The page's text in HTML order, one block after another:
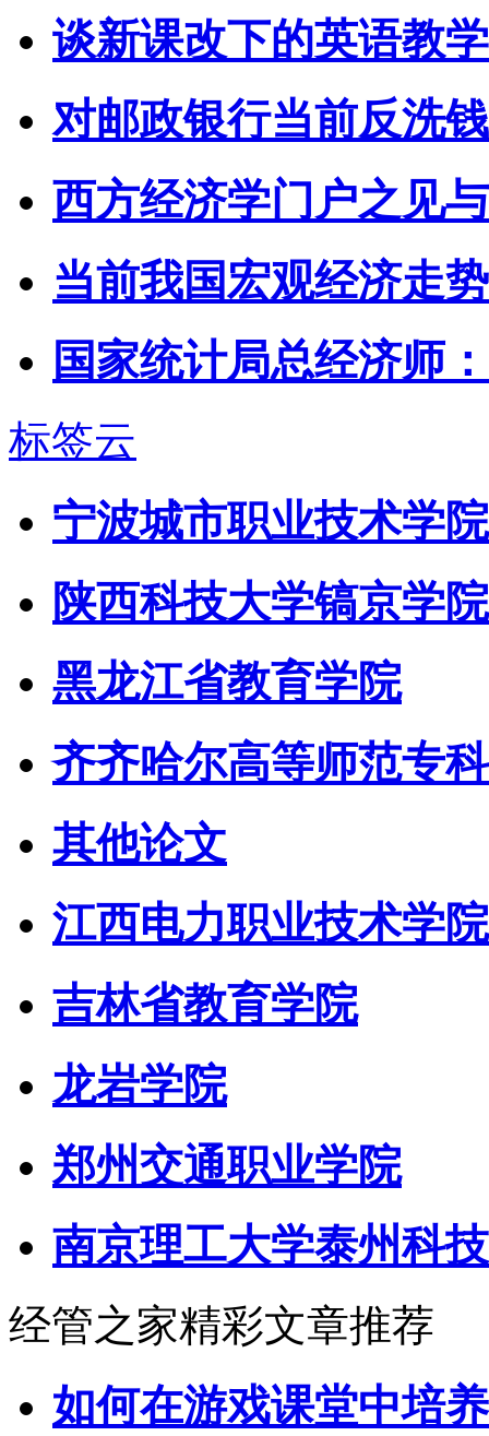
谈新课改下的英语教
对邮政银行当前反洗
西方经济学门户之见
当前我国宏观经济走
国家统计局总经济师
标签云
宁波城市职业技术学院
陕西科技大学镐京学院
黑龙江省教育学院
齐齐哈尔高等师范专
其他论文
江西电力职业技术学院
吉林省教育学院
龙岩学院
郑州交通职业学院
南京理工大学泰州科
经管之家精彩文章推荐
如何在游戏课堂中培